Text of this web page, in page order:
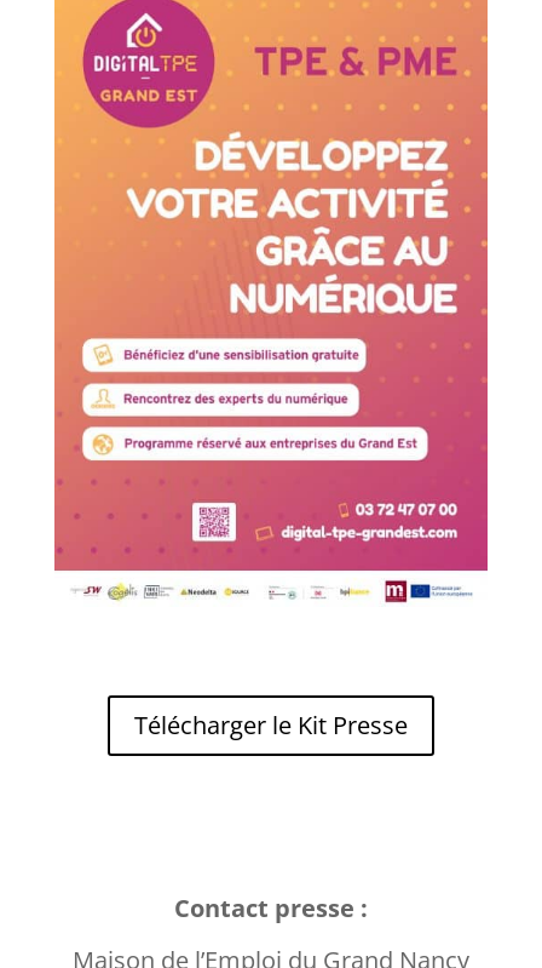
Télécharger le Kit Presse
Contact presse :
Maison de l’Emploi du Grand Nancy